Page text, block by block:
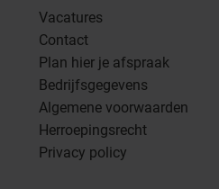
Vacatures
Contact
Plan hier je afspraak
Bedrijfsgegevens
Algemene voorwaarden
Herroepingsrecht
Privacy policy